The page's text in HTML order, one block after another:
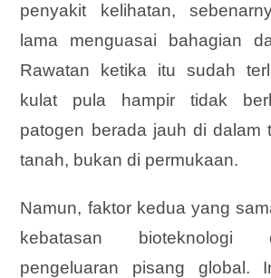
penyakit kelihatan,
lama menguasai bahagian
Rawatan ketika itu sudah
kulat pula hampir tidak
patogen berada jauh di dalam
tanah, bukan di permukaan.
Namun, faktor kedua yang
kebatasan bioteknologi
pengeluaran pisang global.